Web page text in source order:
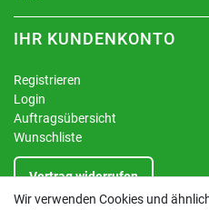
IHR KUNDENKONTO
Registrieren
Login
Auftragsübersicht
Wunschliste
Vertrag widerrufen
Wir verwenden Cookies und